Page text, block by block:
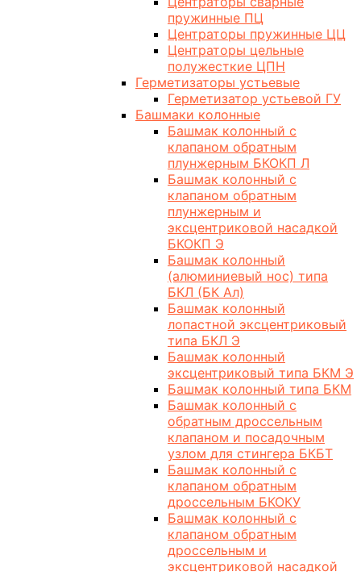
пружинные ПЦ
Центраторы пружинные ЦЦ
Центраторы цельные
полужесткие ЦПН
Герметизаторы устьевые
Герметизатор устьевой ГУ
Башмаки колонные
Башмак колонный с
клапаном обратным
плунжерным БКОКП Л
Башмак колонный с
клапаном обратным
плунжерным и
эксцентриковой насадкой
БКОКП Э
Башмак колонный
(алюминиевый нос) типа
БКЛ (БК Ал)
Башмак колонный
лопастной эксцентриковый
типа БКЛ Э
Башмак колонный
эксцентриковый типа БКМ Э
Башмак колонный типа БКМ
Башмак колонный с
обратным дроссельным
клапаном и посадочным
узлом для стингера БКБТ
Башмак колонный с
клапаном обратным
дроссельным БКОКУ
Башмак колонный с
клапаном обратным
дроссельным и
эксцентриковой насадкой